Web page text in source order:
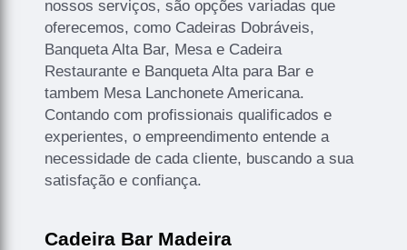
nossos serviços, são opções variadas que
oferecemos, como Cadeiras Dobráveis,
Banqueta Alta Bar, Mesa e Cadeira
Restaurante e Banqueta Alta para Bar e
tambem Mesa Lanchonete Americana.
Contando com profissionais qualificados e
experientes, o empreendimento entende a
necessidade de cada cliente, buscando a sua
satisfação e confiança.
Cadeira Bar Madeira